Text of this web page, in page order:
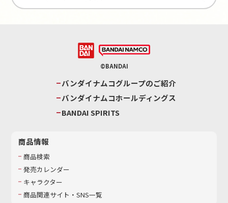
©BANDAI
バンダイナムコグループのご紹介
バンダイナムコホールディングス
BANDAI SPIRITS
商品情報
商品検索
発売カレンダー
キャラクター
商品関連サイト・SNS一覧